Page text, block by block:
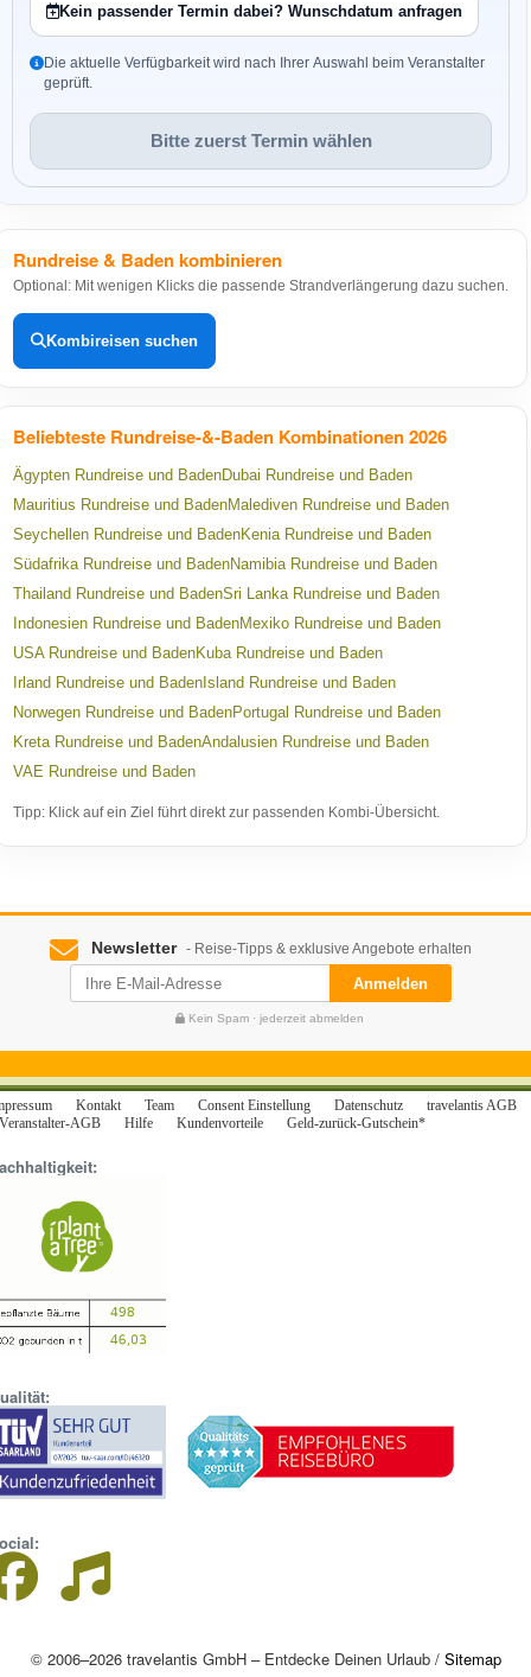
Kein passender Termin dabei? Wunschdatum anfragen
Die aktuelle Verfügbarkeit wird nach Ihrer Auswahl beim Veranstalter
geprüft.
Bitte zuerst Termin wählen
Rundreise & Baden kombinieren
Optional: Mit wenigen Klicks die passende Strandverlängerung dazu suchen.
Kombireisen suchen
Beliebteste Rundreise-&-Baden Kombinationen 2026
Ägypten Rundreise und BadenDubai Rundreise und Baden
Mauritius Rundreise und BadenMalediven Rundreise und Baden
Seychellen Rundreise und BadenKenia Rundreise und Baden
Südafrika Rundreise und BadenNamibia Rundreise und Baden
Thailand Rundreise und BadenSri Lanka Rundreise und Baden
Indonesien Rundreise und BadenMexiko Rundreise und Baden
USA Rundreise und BadenKuba Rundreise und Baden
Irland Rundreise und Baden Island Rundreise und Baden
Norwegen Rundreise und BadenPortugal Rundreise und Baden
Kreta Rundreise und BadenAndalusien Rundreise und Baden
VAE Rundreise und Baden
Tipp: Klick auf ein Ziel führt direkt zur passenden Kombi-Übersicht.
Newsletter - Reise-Tipps & exklusive Angebote erhalten
Anmelden
Kein Spam · jederzeit abmelden
Kontakt Team Consent Einstellung Datenschutz
travelantis AGB
Veranstalter-AGB
Hilfe Kundenvorteile Geld-zurück-Gutschein*
© 2006–2026 travelantis GmbH – Entdecke Deinen Urlaub / Sitemap